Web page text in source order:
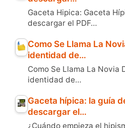
Gaceta Hipica: Gaceta
descargar el PDF…
Como Se Llama La
identidad de…
Como Se Llama La Novia
identidad de…
Gaceta hípica: la guía
descargar el…
¿Cuándo empieza el